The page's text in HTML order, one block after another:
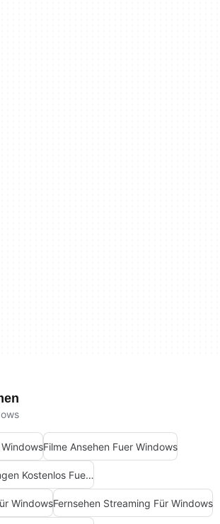
Filme Ansehen Fuer Windows
Filme Und Tv Sendungen Kostenlos Fuer Windows
WindowsFernsehen Streaming Für Windows